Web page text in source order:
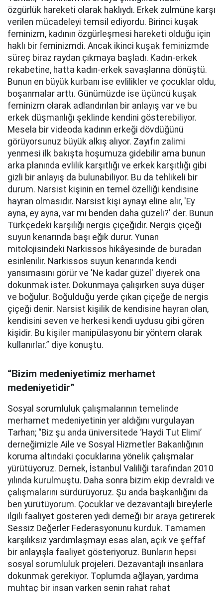
özgürlük hareketi olarak haklıydı. Erkek zulmüne karşı
verilen mücadeleyi temsil ediyordu. Birinci kuşak
feminizm, kadının özgürleşmesi hareketi olduğu için
haklı bir feminizmdi. Ancak ikinci kuşak feminizmde
süreç biraz raydan çıkmaya başladı. Kadın-erkek
rekabetine, hatta kadın-erkek savaşlarına dönüştü.
Bunun en büyük kurbanı ise evlilikler ve çocuklar oldu,
boşanmalar arttı. Günümüzde ise üçüncü kuşak
feminizm olarak adlandırılan bir anlayış var ve bu
erkek düşmanlığı şeklinde kendini gösterebiliyor.
Mesela bir videoda kadının erkeği dövdüğünü
görüyorsunuz büyük alkış alıyor. Zayıfın zalimi
yenmesi ilk bakışta hoşumuza gidebilir ama bunun
arka planında evlilik karşıtlığı ve erkek karşıtlığı gibi
gizli bir anlayış da bulunabiliyor. Bu da tehlikeli bir
durum. Narsist kişinin en temel özelliği kendisine
hayran olmasıdır. Narsist kişi aynayı eline alır, 'Ey
ayna, ey ayna, var mı benden daha güzeli?' der. Bunun
Türkçedeki karşılığı nergis çiçeğidir. Nergis çiçeği
suyun kenarında başı eğik durur. Yunan
mitolojisindeki Narkissos hikâyesinde de buradan
esinlenilir. Narkissos suyun kenarında kendi
yansımasını görür ve 'Ne kadar güzel' diyerek ona
dokunmak ister. Dokunmaya çalışırken suya düşer
ve boğulur. Boğulduğu yerde çıkan çiçeğe de nergis
çiçeği denir. Narsist kişilik de kendisine hayran olan,
kendisini seven ve herkesi kendi uydusu gibi gören
kişidir. Bu kişiler manipülasyonu bir yöntem olarak
kullanırlar.” diye konuştu.
“Bizim medeniyetimiz merhamet
medeniyetidir”
Sosyal sorumluluk çalışmalarının temelinde
merhamet medeniyetinin yer aldığını vurgulayan
Tarhan; “Biz şu anda üniversitede ‘Haydi Tut Elimi’
derneğimizle Aile ve Sosyal Hizmetler Bakanlığının
koruma altındaki çocuklarına yönelik çalışmalar
yürütüyoruz. Dernek, İstanbul Valiliği tarafından 2010
yılında kurulmuştu. Daha sonra bizim ekip devraldı ve
çalışmalarını sürdürüyoruz. Şu anda başkanlığını da
ben yürütüyorum. Çocuklar ve dezavantajlı bireylerle
ilgili faaliyet gösteren yedi derneği bir araya getirerek
Sessiz Değerler Federasyonunu kurduk. Tamamen
karşılıksız yardımlaşmayı esas alan, açık ve şeffaf
bir anlayışla faaliyet gösteriyoruz. Bunların hepsi
sosyal sorumluluk projeleri. Dezavantajlı insanlara
dokunmak gerekiyor. Toplumda ağlayan, yardıma
muhtaç bir insan varken senin rahat rahat